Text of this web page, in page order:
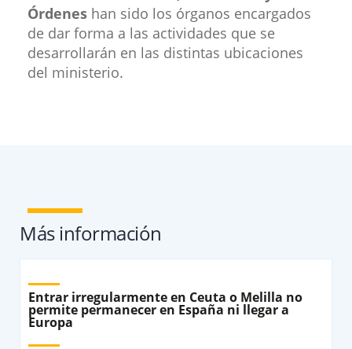
Órdenes han sido los órganos encargados
de dar forma a las actividades que se
desarrollarán en las distintas ubicaciones
del ministerio.
Más información
Entrar irregularmente en Ceuta o Melilla no
permite permanecer en España ni llegar a
Europa